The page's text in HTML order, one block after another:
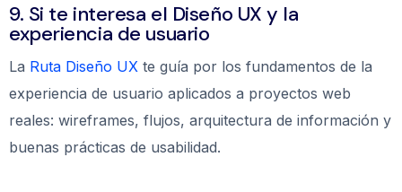
9. Si te interesa el Diseño UX y la
experiencia de usuario
La Ruta Diseño UX te guía por los fundamentos de la
experiencia de usuario aplicados a proyectos web
reales: wireframes, flujos, arquitectura de información y
buenas prácticas de usabilidad.